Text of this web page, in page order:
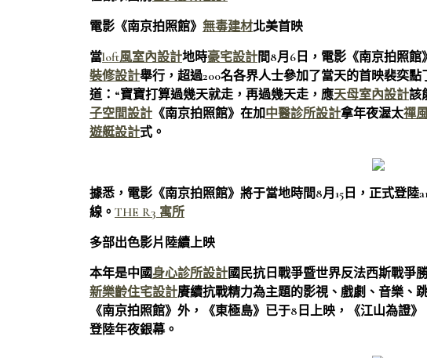
電影《南京拍照館》 無毒建材北美首映
當loft風室內設計地時豪宅設計間8月6日，電影《南京拍照
裝修設計舉行，超過200名各界人士參加了當天的首映裴奕
道：“寶寶打算過幾天就走，再過幾天走，應天母室內設計該
子空間設計 《南京拍照館》在加中醫診所設計拿年夜渥太禪
遊艇設計式。
據悉，電影《南京拍照館》將于當地時間8月15日，正式登
線。 THE R3 寓所
多部出色影片陸續上映
本年是中國身心診所設計國民抗日戰爭暨世界反法西斯戰爭
新樂齡住宅設計賡續抗戰精力為主題的影視、戲劇、音樂、
《南京拍照館》外，《東極島》已于8日上映，《江山為證》
登陸年夜銀幕。